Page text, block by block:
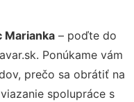
Marianka – poďte do
Ponúkame vám
prečo sa obrátiť na
spolupráce s